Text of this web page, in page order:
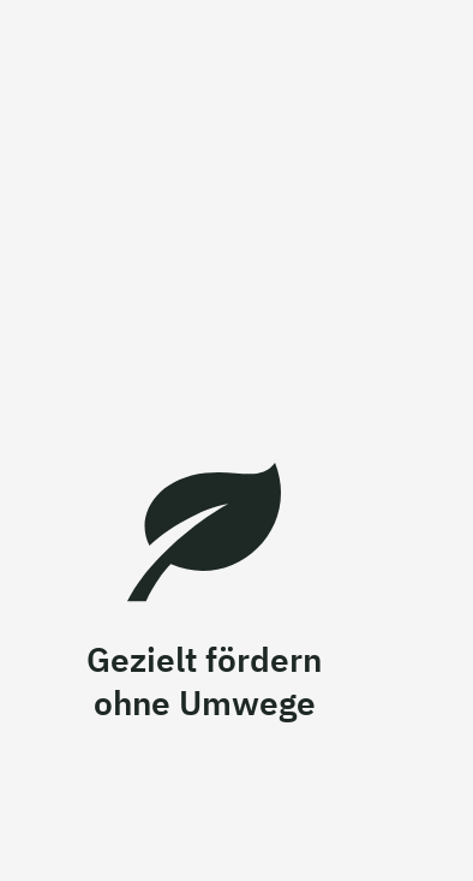
Gezielt fördern
ohne Umwege